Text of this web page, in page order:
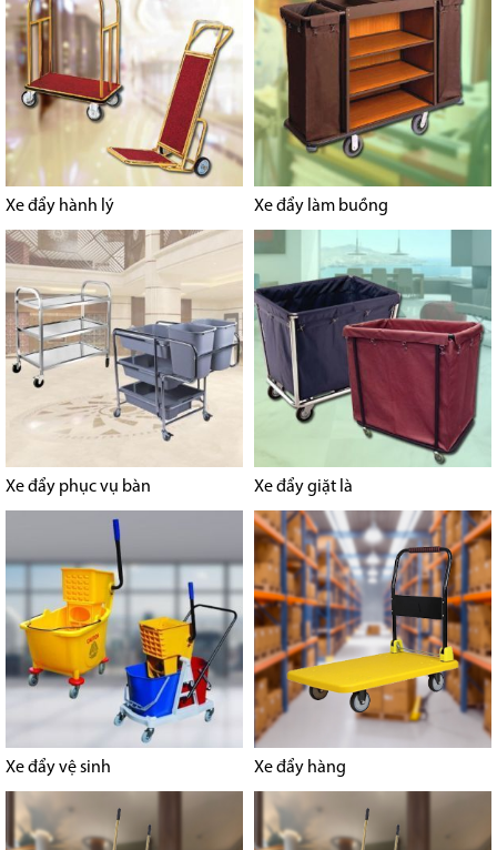
Xe đẩy hành lý Xe đẩy làm buồng
Xe đẩy phục vụ bàn Xe đẩy giặt là
Xe đẩy vệ sinh Xe đẩy hàng